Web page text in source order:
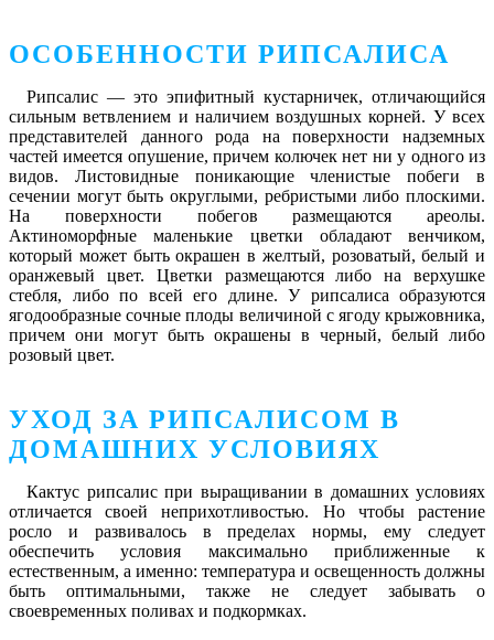
ОСОБЕННОСТИ РИПСАЛИСА
Рипсалис ― это эпифитный кустарничек, отличающийся
сильным ветвлением и наличием воздушных корней. У всех
представителей данного рода на поверхности надземных
частей имеется опушение, причем колючек нет ни у одного из
видов. Листовидные поникающие членистые побеги в
сечении могут быть округлыми, ребристыми либо плоскими.
На поверхности побегов размещаются ареолы.
Актиноморфные маленькие цветки обладают венчиком,
который может быть окрашен в желтый, розоватый, белый и
оранжевый цвет. Цветки размещаются либо на верхушке
стебля, либо по всей его длине. У рипсалиса образуются
ягодообразные сочные плоды величиной с ягоду крыжовника,
причем они могут быть окрашены в черный, белый либо
розовый цвет.
УХОД ЗА РИПСАЛИСОМ В
ДОМАШНИХ УСЛОВИЯХ
Кактус рипсалис при выращивании в домашних условиях
отличается своей неприхотливостью. Но чтобы растение
росло и развивалось в пределах нормы, ему следует
обеспечить условия максимально приближенные к
естественным, а именно: температура и освещенность должны
быть оптимальными, также не следует забывать о
своевременных поливах и подкормках.